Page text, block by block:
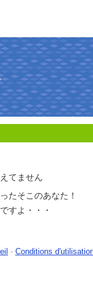
てません
たそこのあなた！
すよ・・・
- Conditions